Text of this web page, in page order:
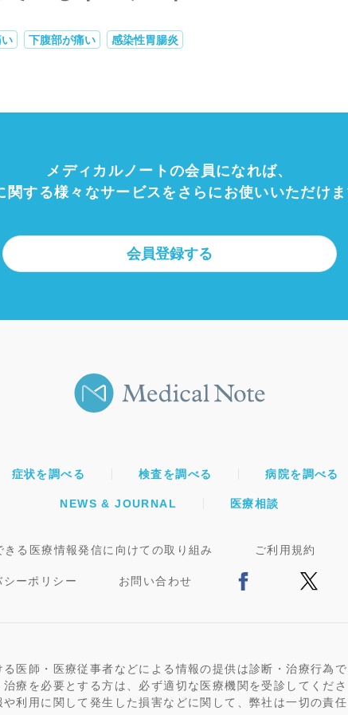
下腹部が痛い 感染性胃腸炎
メディカルノートの会員になれば、
関する様々なサービスをさらにお使いいただけ
会員登録する
症状を調べる 検査を調べる 病院を調べる
NEWS & JOURNAL 医療相談
きる医療情報発信に向けての取り組み ご利用規約
シーポリシー お問い合わせ
医師・医療従事者などによる情報の提供は診断・治療行為
治療を必要とする方は、必ず適切な医療機関を受診してくだ
利用に関して発生した損害などに関して、弊社は一切の責